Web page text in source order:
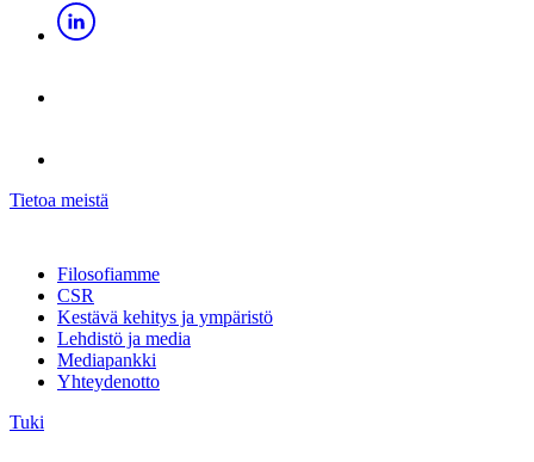
Tietoa meistä
Filosofiamme
CSR
Kestävä kehitys ja ympäristö
Lehdistö ja media
Mediapankki
Yhteydenotto
Tuki